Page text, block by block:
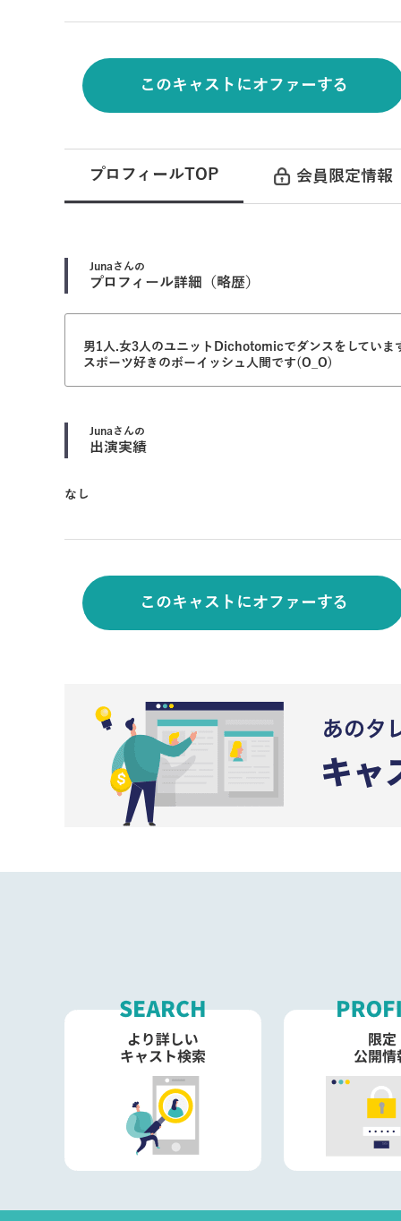
このキャストにオファーする
プロフィールTOP 会員限定情報
Junaさんの
プロフィール詳細（略歴）
男1人.女3人のユニットDichotomicでダンスをしていま
スポーツ好きのボーイッシュ人間です(O_O)
Junaさんの
出演実績
なし
このキャストにオファーする